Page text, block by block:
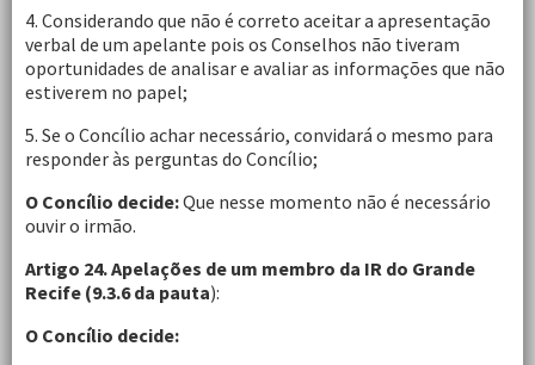
4. Considerando que não é correto aceitar a apresentação
verbal de um apelante pois os Conselhos não tiveram
oportunidades de analisar e avaliar as informações que não
estiverem no papel;
5. Se o Concílio achar necessário, convidará o mesmo para
responder às perguntas do Concílio;
O Concílio decide:Que nesse momento não é necessário
ouvir o irmão.
Artigo 24. Apelações de um membro da IR do Grande
Recife (9.3.6 da pauta):
O Concílio decide: